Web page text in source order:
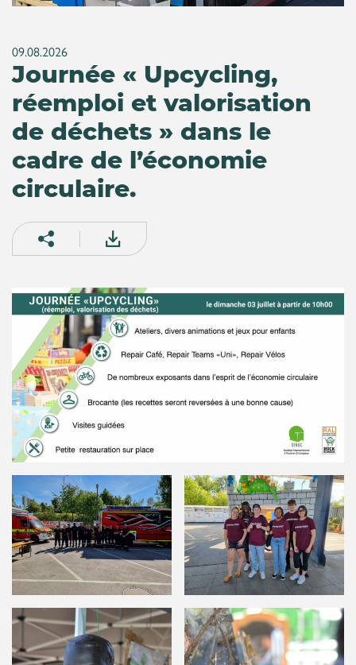
09.08.2026
Journée « Upcycling,
réemploi et valorisation
de déchets » dans le
cadre de l’économie
circulaire.
Partager par email